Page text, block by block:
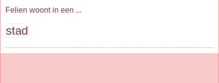
Felien woont in een ...
stad